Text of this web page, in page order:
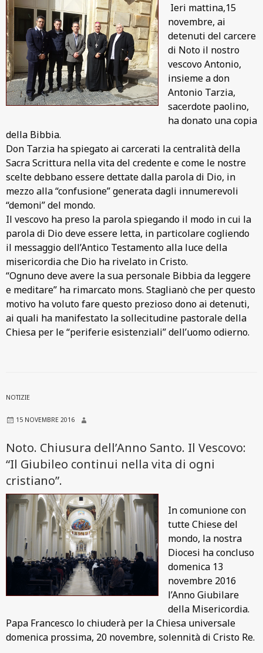
Ieri mattina,15
novembre, ai
detenuti del carcere
di Noto il nostro
vescovo Antonio,
insieme a don
Antonio Tarzia,
sacerdote paolino,
ha donato una copia
della Bibbia.
Don Tarzia ha spiegato ai carcerati la centralità della
Sacra Scrittura nella vita del credente e come le nostre
scelte debbano essere dettate dalla parola di Dio, in
mezzo alla “confusione” generata dagli innumerevoli
“demoni” del mondo.
Il vescovo ha preso la parola spiegando il modo in cui la
parola di Dio deve essere letta, in particolare cogliendo
il messaggio dell’Antico Testamento alla luce della
misericordia che Dio ha rivelato in Cristo.
“Ognuno deve avere la sua personale Bibbia da leggere
e meditare” ha rimarcato mons. Staglianò che per questo
motivo ha voluto fare questo prezioso dono ai detenuti,
ai quali ha manifestato la sollecitudine pastorale della
Chiesa per le “periferie esistenziali” dell’uomo odierno.
NOTIZIE
15 NOVEMBRE 2016
Noto. Chiusura dell’Anno Santo. Il Vescovo:
“Il Giubileo continui nella vita di ogni
cristiano”.
In comunione con
tutte Chiese del
mondo, la nostra
Diocesi ha concluso
domenica 13
novembre 2016
l’Anno Giubilare
della Misericordia.
Papa Francesco lo chiuderà per la Chiesa universale
domenica prossima, 20 novembre, solennità di Cristo Re.